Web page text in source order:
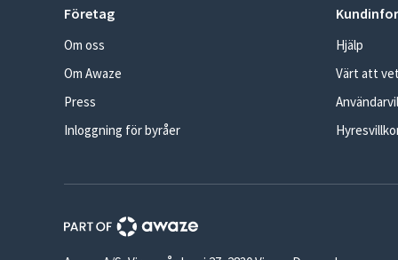
Företag
Om oss
Om Awaze
Press
Inloggning för byråer
Hjälp
Värt att